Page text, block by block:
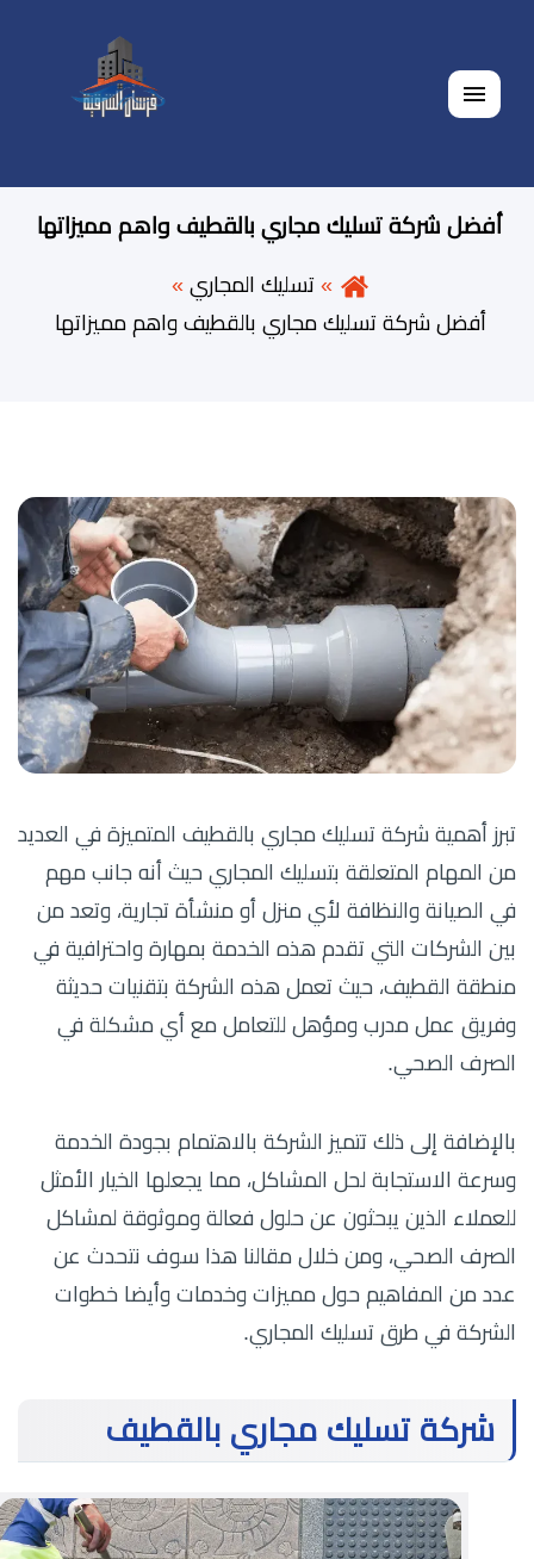
القائمة
أفضل شركة تسليك مجاري بالقطيف واهم مميزاتها
تسليك المجاري
أفضل شركة تسليك مجاري بالقطيف واهم مميزاتها
تبرز أهمية شركة تسليك مجاري بالقطيف المتميزة في العديد
من المهام المتعلقة بتسليك المجاري حيث أنه جانب مهم
في الصيانة والنظافة لأي منزل أو منشأة تجارية، وتعد من
بين الشركات التي تقدم هذه الخدمة بمهارة واحترافية في
منطقة القطيف، حيث تعمل هذه الشركة بتقنيات حديثة
وفريق عمل مدرب ومؤهل للتعامل مع أي مشكلة في
الصرف الصحي.
بالإضافة إلى ذلك تتميز الشركة بالاهتمام بجودة الخدمة
وسرعة الاستجابة لحل المشاكل، مما يجعلها الخيار الأمثل
للعملاء الذين يبحثون عن حلول فعالة وموثوقة لمشاكل
الصرف الصحي، ومن خلال مقالنا هذا سوف نتحدث عن
عدد من المفاهيم حول مميزات وخدمات وأيضا خطوات
الشركة في طرق تسليك المجاري.
شركة تسليك مجاري بالقطيف